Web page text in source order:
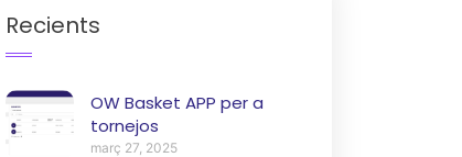
Recients
OW Basket APP per a
tornejos
març 27, 2025